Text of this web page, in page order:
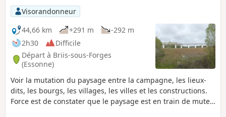
Visorandonneur
44,66 km
+291 m
-292 m
2h30
Difficile
Départ à Briis-sous-Forges
(Essonne)
Voir la mutation du paysage entre la campagne, les lieux-
dits, les bourgs, les villages, les villes et les constructions.
Force est de constater que le paysage est en train de muter